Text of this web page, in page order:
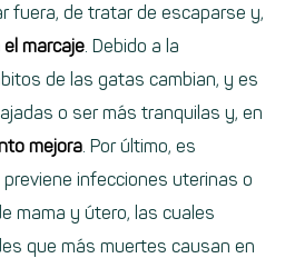
fuera, de tratar de escaparse y,
marcaje. Debido a la
de las gatas cambian, y es
o ser más tranquilas y, en
mejora. Por último, es
infecciones uterinas o
mama y útero, las cuales
que más muertes causan en